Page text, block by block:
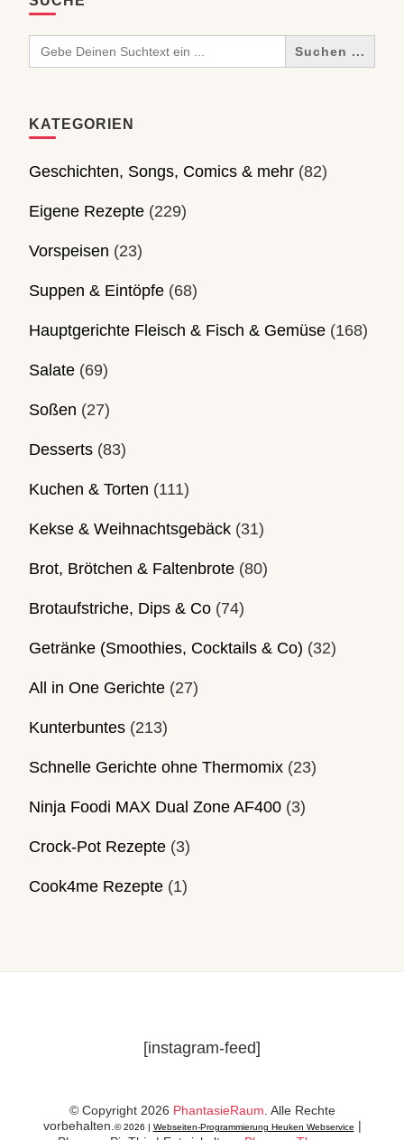
Search
for:
KATEGORIEN
Geschichten, Songs, Comics & mehr (82)
Eigene Rezepte (229)
Vorspeisen (23)
Suppen & Eintöpfe (68)
Hauptgerichte Fleisch & Fisch & Gemüse (168)
Salate (69)
Soßen (27)
Desserts (83)
Kuchen & Torten (111)
Kekse & Weihnachtsgebäck (31)
Brot, Brötchen & Faltenbrote (80)
Brotaufstriche, Dips & Co (74)
Getränke (Smoothies, Cocktails & Co) (32)
All in One Gerichte (27)
Kunterbuntes (213)
Schnelle Gerichte ohne Thermomix (23)
Ninja Foodi MAX Dual Zone AF400 (3)
Crock-Pot Rezepte (3)
Cook4me Rezepte (1)
[instagram-feed]
© Copyright 2026 PhantasieRaum . Alle Rechte
vorbehalten. © 2026 | Webseiten-Programmierung Heuken Webservice |